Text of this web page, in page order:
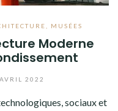
MUSÉES
Moderne
2022
sociaux et